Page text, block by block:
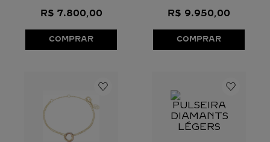
R$ 7.800,00
COMPRAR
R$ 9.950,00
COMPRAR